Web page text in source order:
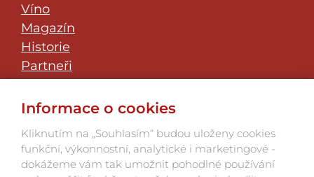
Víno
Magazín
Historie
Partneři
Klub přátel
JazzFest Znojmo
Informace o cookies
Kliknutím na „Souhlasím“ budou uloženy cookies
funkční, výkonnostní, analytické i marketingové -
dokážeme vám tak umožnit pohodlné používání